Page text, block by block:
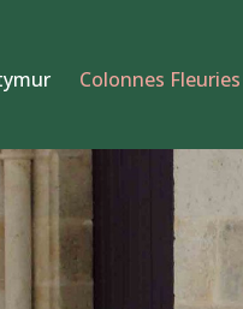
Colonnes Fleuries